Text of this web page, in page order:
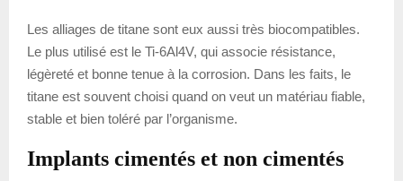
Les alliages de titane sont eux aussi très biocompatibles.
Le plus utilisé est le Ti-6Al4V, qui associe résistance,
légèreté et bonne tenue à la corrosion. Dans les faits, le
titane est souvent choisi quand on veut un matériau fiable,
stable et bien toléré par l’organisme.
Implants cimentés et non cimentés